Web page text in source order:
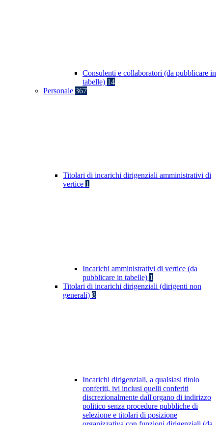
Consulenti e collaboratori (da pubblicare in
tabelle) 14
Personale 367
Titolari di incarichi dirigenziali amministrativi di
vertice 1
Incarichi amministrativi di vertice (da
pubblicare in tabelle) 1
Titolari di incarichi dirigenziali (dirigenti non
generali) 8
Incarichi dirigenziali, a qualsiasi titolo
conferiti, ivi inclusi quelli conferiti
discrezionalmente dall'organo di indirizzo
politico senza procedure pubbliche di
selezione e titolari di posizione